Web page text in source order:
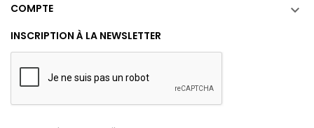
COMPTE 
INSCRIPTION À LA NEWSLETTER